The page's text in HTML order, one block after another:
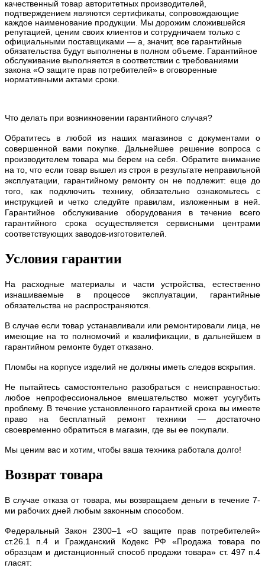
качественный товар авторитетных производителей,
подтверждением являются сертификаты, сопровождающие
каждое наименование продукции. Мы дорожим сложившейся
репутацией, ценим своих клиентов и сотрудничаем только с
официальными поставщиками — а, значит, все гарантийные
обязательства будут выполнены в полном объеме. Гарантийное
обслуживание выполняется в соответствии с требованиями
закона «О защите прав потребителей» в оговоренные
нормативными актами сроки.
Что делать при возникновении гарантийного случая?
Обратитесь в любой из наших магазинов с документами о
совершенной вами покупке. Дальнейшее решение вопроса с
производителем товара мы берем на себя. Обратите внимание
на то, что если товар вышел из строя в результате неправильной
эксплуатации, гарантийному ремонту он не подлежит: еще до
того, как подключить технику, обязательно ознакомьтесь с
инструкцией и четко следуйте правилам, изложенным в ней.
Гарантийное обслуживание оборудования в течение всего
гарантийного срока осуществляется сервисными центрами
соответствующих заводов-изготовителей.
Условия гарантии
На расходные материалы и части устройства, естественно
изнашиваемые в процессе эксплуатации, гарантийные
обязательства не распространяются.
В случае если товар устанавливали или ремонтировали лица, не
имеющие на то полномочий и квалификации, в дальнейшем в
гарантийном ремонте будет отказано.
Пломбы на корпусе изделий не должны иметь следов вскрытия.
Не пытайтесь самостоятельно разобраться с неисправностью:
любое непрофессиональное вмешательство может усугубить
проблему. В течение установленного гарантией срока вы имеете
право на бесплатный ремонт техники — достаточно
своевременно обратиться в магазин, где вы ее покупали.
Мы ценим вас и хотим, чтобы ваша техника работала долго!
Возврат товара
В случае отказа от товара, мы возвращаем деньги в течение 7-
ми рабочих дней любым законным способом.
Федеральный Закон 2300–1 «О защите прав потребителей»
ст.26.1 п.4 и Гражданский Кодекс РФ «Продажа товара по
образцам и дистанционный способ продажи товара» ст. 497 п.4
гласят: